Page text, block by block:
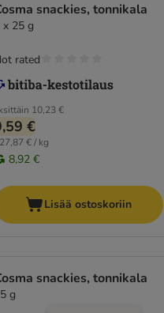
snackies, tonnikala
x 25 g
10,23 €
€
€ / kg
8,92 €
rated
Lisää ostoskoriin
snackies, tonnikala
g